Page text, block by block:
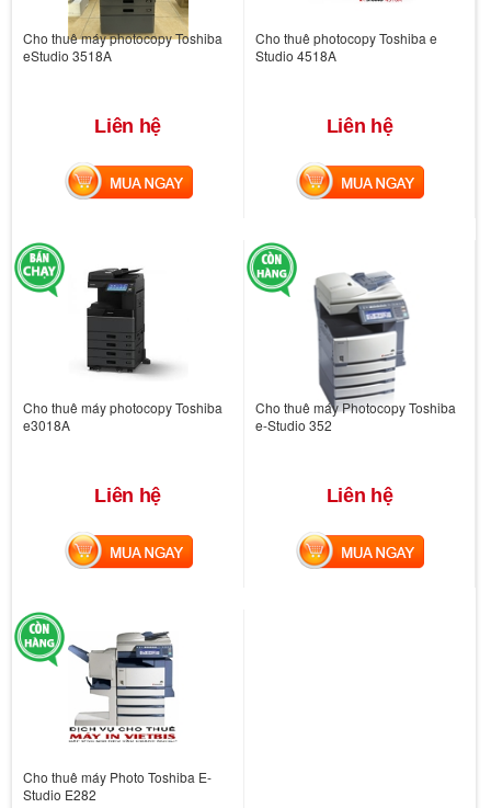
Cho thuê máy photocopy Toshiba
eStudio 3518A
Liên hệ
MUA NGAY
Cho thuê photocopy Toshiba e
Studio 4518A
Liên hệ
MUA NGAY
Cho thuê máy photocopy Toshiba
e3018A
Liên hệ
MUA NGAY
Cho thuê máy Photocopy Toshiba
e-Studio 352
Liên hệ
MUA NGAY
Cho thuê máy Photo Toshiba E-
Studio E282